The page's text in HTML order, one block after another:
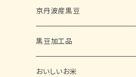
京丹波産黒豆
黒豆加工品
おいしいお米